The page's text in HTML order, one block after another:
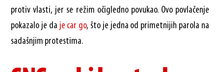
protiv vlasti, jer se režim očigledno povukao. Ovo povlačenje
pokazalo je da je car go, što je jedna od primetnijih parola na
sadašnjim protestima.